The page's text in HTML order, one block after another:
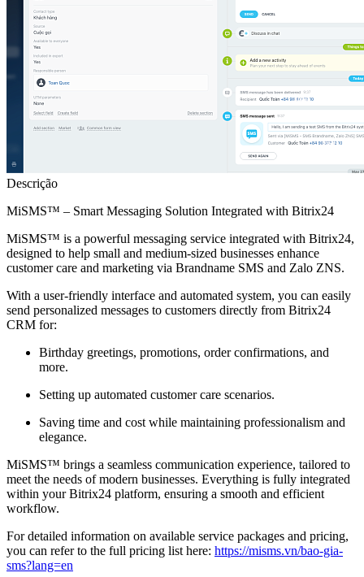
Descrição
MiSMS™ – Smart Messaging Solution Integrated with Bitrix24
MiSMS™ is a powerful messaging service integrated with Bitrix24,
designed to help small and medium-sized businesses enhance
customer care and marketing via Brandname SMS and Zalo ZNS.
With a user-friendly interface and automated system, you can easily
send personalized messages to customers directly from Bitrix24
CRM for:
Birthday greetings, promotions, order confirmations, and
more.
Setting up automated customer care scenarios.
Saving time and cost while maintaining professionalism and
elegance.
MiSMS™ brings a seamless communication experience, tailored to
meet the needs of modern businesses. Everything is fully integrated
within your Bitrix24 platform, ensuring a smooth and efficient
workflow.
For detailed information on available service packages and pricing,
you can refer to the full pricing list here: https://misms.vn/bao-gia-
sms?lang=en